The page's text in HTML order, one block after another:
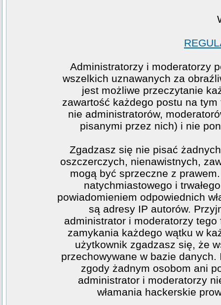
Administratorzy i moderatorzy
wszelkich uznawanych za
jest możliwe przeczytanie
zawartość każdego postu na
nie administratorów,
pisanymi przez nich) i nie
Zgadzasz się nie pisać
oszczerczych, nienawistnych,
mogą być sprzeczne z
natychmiastowego i
powiadomieniem odpowiednich
są adresy IP autorów.
administrator i moderatorzy
zamykania każdego wątku w
użytkownik zgadzasz się, że
przechowywane w bazie
zgody żadnym osobom ani
administrator i moderatorzy
włamania hackerskie